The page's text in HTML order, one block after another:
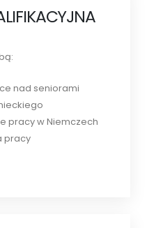
nad seniorami
pracy w Niemczech
pracy